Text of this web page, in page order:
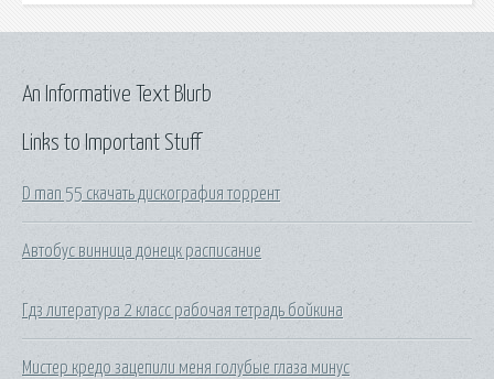
Links to Important Stuff
D man 55 скачать дискография торрент
Автобус винница донецк расписание
Гдз литература 2 класс рабочая тетрадь бойкина
Мистер кредо зацепили меня голубые глаза минус
An Informative Text Blurb